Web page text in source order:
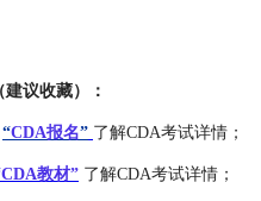
议收藏）：
“CDA报名” 了解CDA考试详情；
教材” 了解CDA考试详情；